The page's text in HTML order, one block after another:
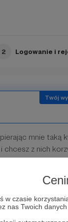
w czasie
nas Twoich danych
2 Logowanie i
mnie taką
chcesz z nich
bo to jest dla
treści.
pojawić się
i